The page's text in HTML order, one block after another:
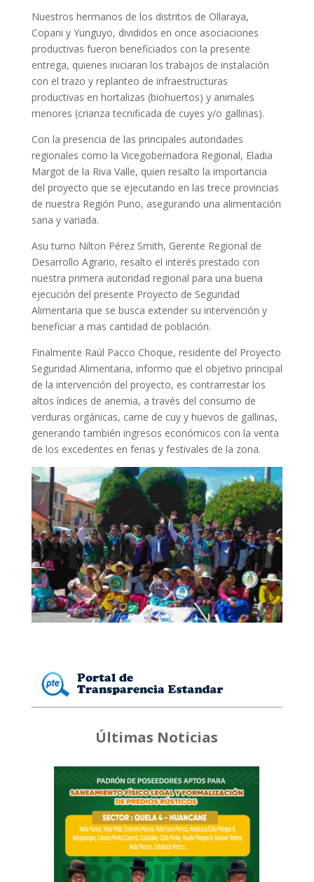
Nuestros hermanos de los distritos de Ollaraya,
Copani y Yunguyo, divididos en once asociaciones
productivas fueron beneficiados con la presente
entrega, quienes iniciaran los trabajos de instalación
con el trazo y replanteo de infraestructuras
productivas en hortalizas (biohuertos) y animales
menores (crianza tecnificada de cuyes y/o gallinas).
Con la presencia de las principales autoridades
regionales como la Vicegobernadora Regional, Eladia
Margot de la Riva Valle, quien resalto la importancia
del proyecto que se ejecutando en las trece provincias
de nuestra Región Puno, asegurando una alimentación
sana y variada.
Asu turno Nilton Pérez Smith, Gerente Regional de
Desarrollo Agrario, resalto el interés prestado con
nuestra primera autoridad regional para una buena
ejecución del presente Proyecto de Seguridad
Alimentaria que se busca extender su intervención y
beneficiar a mas cantidad de población.
Finalmente Raúl Pacco Choque, residente del Proyecto
Seguridad Alimentaria, informo que el objetivo principal
de la intervención del proyecto, es contrarrestar los
altos índices de anemia, a través del consumo de
verduras orgánicas, carne de cuy y huevos de gallinas,
generando también ingresos económicos con la venta
de los excedentes en ferias y festivales de la zona.
Últimas Noticias